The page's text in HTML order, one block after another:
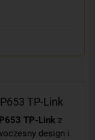
TP-Link
TP-Link z
design i